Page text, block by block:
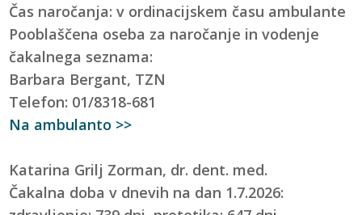
Čas naročanja: v ordinacijskem času ambulante
Pooblaščena oseba za naročanje in vodenje
čakalnega seznama:
Barbara Bergant, TZN
Telefon: 01/8318-681
Na ambulanto >>
Katarina Grilj Zorman, dr. dent. med.
Čakalna doba v dnevih na dan 1.7.2026: